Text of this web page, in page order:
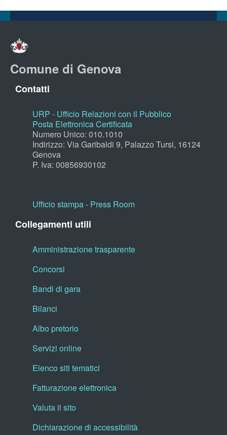
Comune di Genova
Contatti
URP - Ufficio Relazioni con il Pubblico
Posta Elettronica Certificata
Numero Unico: 010.1010
Indirizzo: Via Garibaldi 9, Palazzo Tursi, 16124
Genova
P. Iva: 00856930102
Ufficio stampa - Press Room
Collegamenti utili
Amministrazione trasparente
Concorsi
Bandi di gara
Bilanci
Albo pretorio
Servizi online
Elenco siti tematici
Fatturazione elettronica
Valuta il sito
Dichiarazione di accessibilità